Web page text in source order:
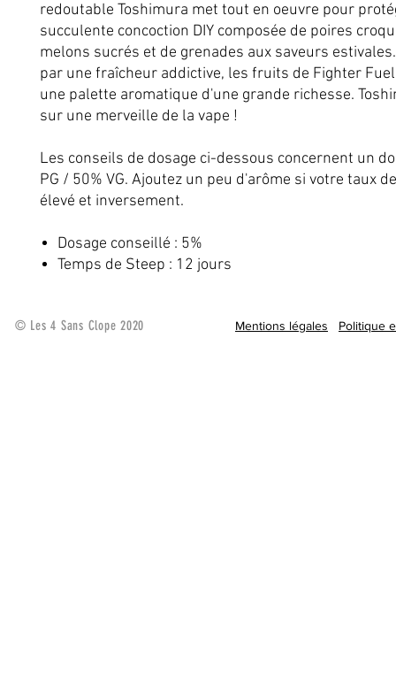
redoutable Toshimura met tout en oeuvre pour
succulente concoction DIY composée de poires
melons sucrés et de grenades aux saveurs
par une fraîcheur addictive, les fruits de Fighter
une palette aromatique d'une grande richesse.
sur une merveille de la vape !
Les conseils de dosage ci-dessous concernent un
PG / 50% VG. Ajoutez un peu d'arôme si votre taux
élevé et inversement.
Dosage conseillé : 5%
Temps de Steep : 12 jours
© Les 4 Sans Clope 2020 Mentions légales Politique